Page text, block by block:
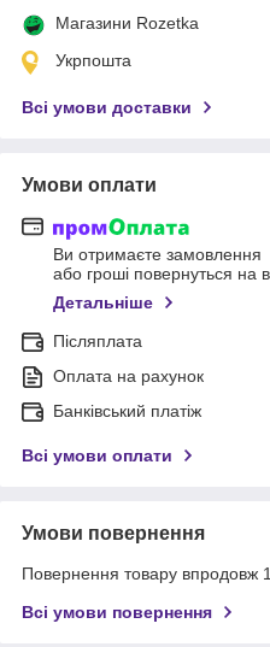
Магазини Rozetka
Укрпошта
Всі умови доставки
Умови оплати
Ви отримаєте замовлення
або гроші повернуться на
Детальніше
Післяплата
Оплата на рахунок
Банківський платіж
Всі умови оплати
Умови повернення
Повернення товару впродовж
Всі умови повернення